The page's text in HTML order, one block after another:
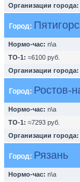
Организации города:
Город:
Нормо-час: n\a
ТО-1: ≈6100 руб.
Организации города:
Город: Ростов-
Нормо-час: n\a
ТО-1: ≈7293 руб.
Организации города:
Город: Рязань
Нормо-час: n\a